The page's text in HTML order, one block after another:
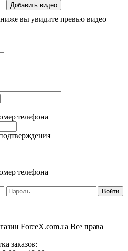
Добавить видео
вы увидите превью видео
телефона
телефона
ForceX.com.ua Все права
заказов: